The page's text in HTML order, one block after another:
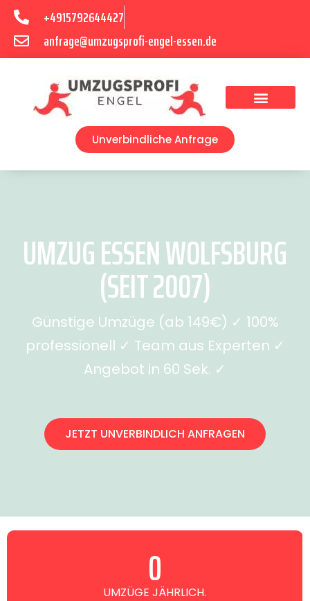
+4915792644427
anfrage@umzugsprofi-engel-essen.de
Unverbindliche Anfrage
UMZUG ESSEN WOLFSBURG
(SEIT 2007)
Günstige Umzüge (ab 149€) ✓ 100%
professionell ✓ Team aus Experten ✓
Angebot in 60 Sek. ✓
JETZT UNVERBINDLICH ANFRAGEN
UMZÜGE JÄHRLICH.
0